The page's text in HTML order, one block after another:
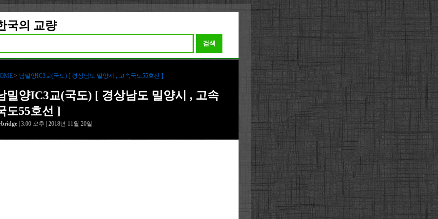
국의 교량
검색
> 남밀양IC3교(국도) [ 경상남도 밀양시 , 고속국도55호선 ]
밀양IC3교(국도) [ 경상남도 밀양시 , 고속
도55호선 ]
| 3:00 오후 | 2018년 11월 20일